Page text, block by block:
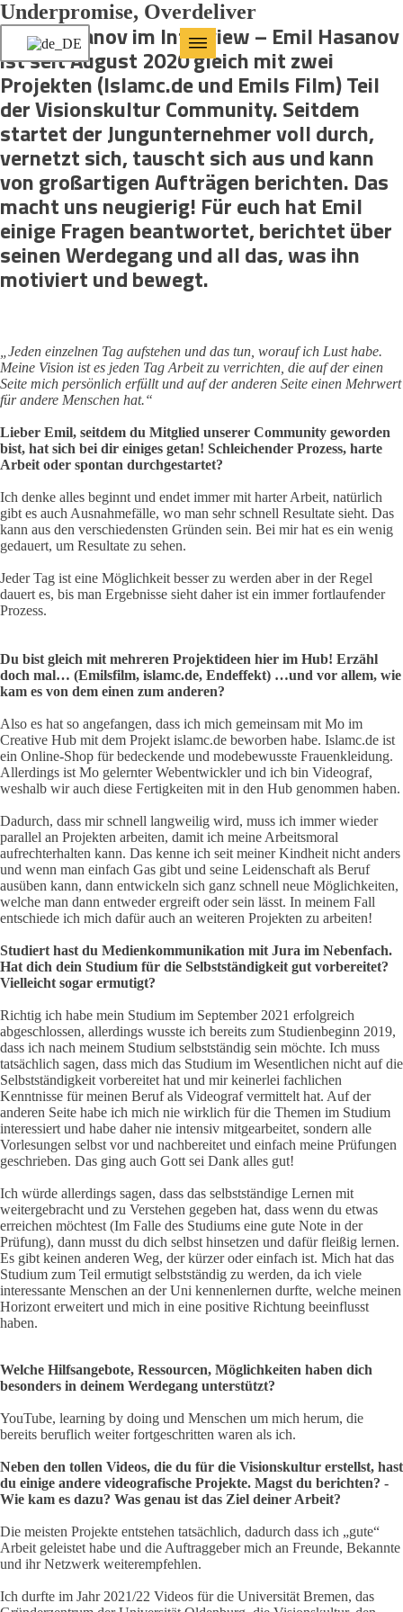
Underpromise, Overdeliver
Emil Hasanov im Interview – Emil Hasanov
ist seit August 2020 gleich mit zwei
Projekten (Islamc.de und Emils Film) Teil
der Visionskultur Community. Seitdem
startet der Jungunternehmer voll durch,
vernetzt sich, tauscht sich aus und kann
von großartigen Aufträgen berichten. Das
macht uns neugierig! Für euch hat Emil
einige Fragen beantwortet, berichtet über
seinen Werdegang und all das, was ihn
motiviert und bewegt.
„Jeden einzelnen Tag aufstehen und das tun, worauf ich Lust habe.
Meine Vision ist es jeden Tag Arbeit zu verrichten, die auf der einen
Seite mich persönlich erfüllt und auf der anderen Seite einen Mehrwert
für andere Menschen hat.“
Lieber Emil, seitdem du Mitglied unserer Community geworden
bist, hat sich bei dir einiges getan! Schleichender Prozess, harte
Arbeit oder spontan durchgestartet?
Ich denke alles beginnt und endet immer mit harter Arbeit, natürlich
gibt es auch Ausnahmefälle, wo man sehr schnell Resultate sieht. Das
kann aus den verschiedensten Gründen sein. Bei mir hat es ein wenig
gedauert, um Resultate zu sehen.
Jeder Tag ist eine Möglichkeit besser zu werden aber in der Regel
dauert es, bis man Ergebnisse sieht daher ist ein immer fortlaufender
Prozess.
Du bist gleich mit mehreren Projektideen hier im Hub! Erzähl
doch mal… (Emilsfilm, islamc.de, Endeffekt) …und vor allem, wie
kam es von dem einen zum anderen?
Also es hat so angefangen, dass ich mich gemeinsam mit Mo im
Creative Hub mit dem Projekt islamc.de beworben habe. Islamc.de ist
ein Online-Shop für bedeckende und modebewusste Frauenkleidung.
Allerdings ist Mo gelernter Webentwickler und ich bin Videograf,
weshalb wir auch diese Fertigkeiten mit in den Hub genommen haben.
Dadurch, dass mir schnell langweilig wird, muss ich immer wieder
parallel an Projekten arbeiten, damit ich meine Arbeitsmoral
aufrechterhalten kann. Das kenne ich seit meiner Kindheit nicht anders
und wenn man einfach Gas gibt und seine Leidenschaft als Beruf
ausüben kann, dann entwickeln sich ganz schnell neue Möglichkeiten,
welche man dann entweder ergreift oder sein lässt. In meinem Fall
entschiede ich mich dafür auch an weiteren Projekten zu arbeiten!
Studiert hast du Medienkommunikation mit Jura im Nebenfach.
Hat dich dein Studium für die Selbstständigkeit gut vorbereitet?
Vielleicht sogar ermutigt?
Richtig ich habe mein Studium im September 2021 erfolgreich
abgeschlossen, allerdings wusste ich bereits zum Studienbeginn 2019,
dass ich nach meinem Studium selbstständig sein möchte. Ich muss
tatsächlich sagen, dass mich das Studium im Wesentlichen nicht auf die
Selbstständigkeit vorbereitet hat und mir keinerlei fachlichen
Kenntnisse für meinen Beruf als Videograf vermittelt hat. Auf der
anderen Seite habe ich mich nie wirklich für die Themen im Studium
interessiert und habe daher nie intensiv mitgearbeitet, sondern alle
Vorlesungen selbst vor und nachbereitet und einfach meine Prüfungen
geschrieben. Das ging auch Gott sei Dank alles gut!
Ich würde allerdings sagen, dass das selbstständige Lernen mit
weitergebracht und zu Verstehen gegeben hat, dass wenn du etwas
erreichen möchtest (Im Falle des Studiums eine gute Note in der
Prüfung), dann musst du dich selbst hinsetzen und dafür fleißig lernen.
Es gibt keinen anderen Weg, der kürzer oder einfach ist. Mich hat das
Studium zum Teil ermutigt selbstständig zu werden, da ich viele
interessante Menschen an der Uni kennenlernen durfte, welche meinen
Horizont erweitert und mich in eine positive Richtung beeinflusst
haben.
Welche Hilfsangebote, Ressourcen, Möglichkeiten haben dich
besonders in deinem Werdegang unterstützt?
YouTube, learning by doing und Menschen um mich herum, die
bereits beruflich weiter fortgeschritten waren als ich.
Neben den tollen Videos, die du für die Visionskultur erstellst, hast
du einige andere videografische Projekte. Magst du berichten? -
Wie kam es dazu? Was genau ist das Ziel deiner Arbeit?
Die meisten Projekte entstehen tatsächlich, dadurch dass ich „gute“
Arbeit geleistet habe und die Auftraggeber mich an Freunde, Bekannte
und ihr Netzwerk weiterempfehlen.
Ich durfte im Jahr 2021/22 Videos für die Universität Bremen, das